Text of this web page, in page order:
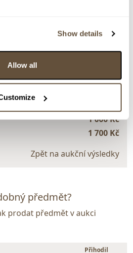
Show details
Allow all
1 000 Kč
1 700 Kč
Zpět na aukční výsledky
předmět?
prodat předmět v aukci
Přihodil